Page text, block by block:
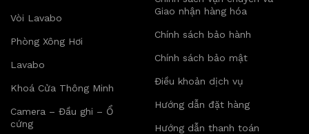
Vòi Lavabo
Phòng Xông Hơi
Lavabo
Khoá Cửa Thông Minh
Camera – Đầu ghi – Ổ
cứng
Giao nhận hàng hóa
Chính sách bảo hành
Chính sách bảo mật
Điều khoản dịch vụ
Hướng dẫn đặt hàng
Hướng dẫn thanh toán